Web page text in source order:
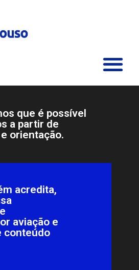
que é possível
a partir de
orientação.
acredita,
aviação e
conteúdo